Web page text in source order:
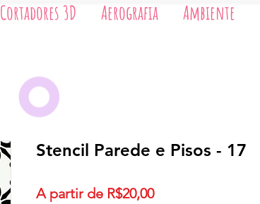
Cortadores 3D Aerografia Ambiente
Stencil Parede e Pisos - 17
A partir de R$20,00Preço